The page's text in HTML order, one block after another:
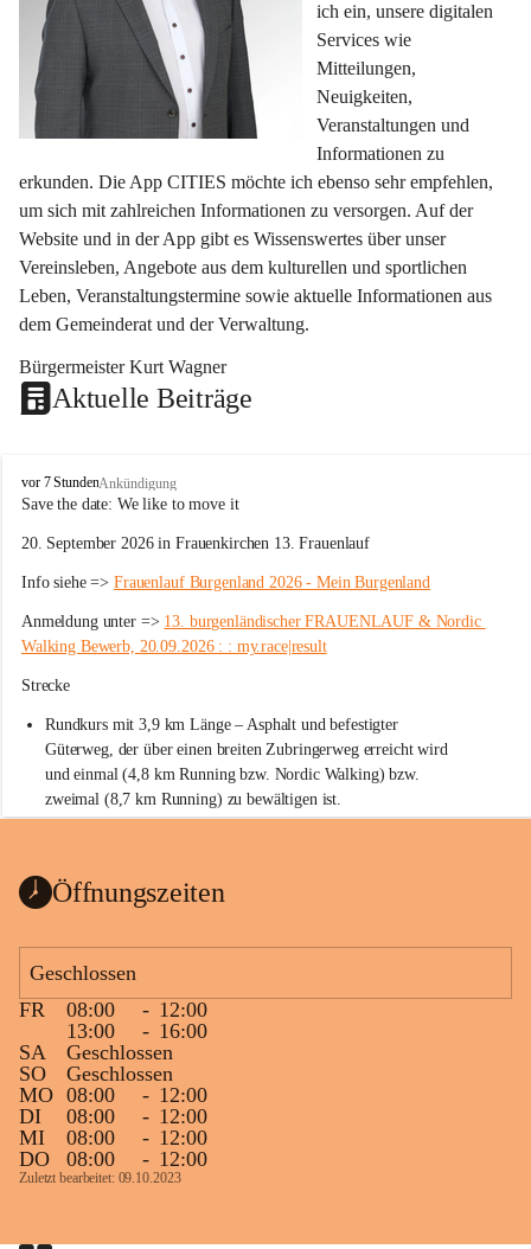
ich ein, unsere digitalen
Services wie
Mitteilungen,
Neuigkeiten,
Veranstaltungen und
Informationen zu
erkunden. Die App CITIES möchte ich ebenso sehr empfehlen,
um sich mit zahlreichen Informationen zu versorgen. Auf der
Website und in der App gibt es Wissenswertes über unser
Vereinsleben, Angebote aus dem kulturellen und sportlichen
Leben, Veranstaltungstermine sowie aktuelle Informationen aus
dem Gemeinderat und der Verwaltung.
Bürgermeister Kurt Wagner
Aktuelle Beiträge
W
ö
t
r
b
e
r
g
vor 7 StundenAnkündigung
Save the date: We like to move it
20. September 2026 in Frauenkirchen 13. Frauenlauf
Info siehe => Frauenlauf Burgenland 2026 - Mein Burgenland
Anmeldung unter => 13. burgenländischer FRAUENLAUF & Nordic
Walking Bewerb, 20.09.2026 : : my.race|result
Strecke
Rundkurs mit 3,9 km Länge – Asphalt und befestigter
Güterweg, der über einen breiten Zubringerweg erreicht wird
und einmal (4,8 km Running bzw. Nordic Walking) bzw.
zweimal (8,7 km Running) zu bewältigen ist.
Parkplatz auf der Rückseite der St. Martins Therme & Lodge
Zielgelände mit Verpflegungstruck
Ablauf
Samstag, 19.9.
13 bis 15 Uhr Startnummernausgabe, im Seminarraum der St.
Martins Therme & Lodge Frauenkirchen (vom Parkplatz hinter
der Therme zugänglich)
Sonntag, 20.9.
Öffnungszeiten
Geschlossen
FR
08:00 - 12:00
13:00
- 16:00
SA
Geschlossen
SO
Geschlossen
MO 08:00 - 12:00
DI
08:00 - 12:00
MI
08:00 - 12:00
DO
08:00 - 12:00
Zuletzt bearbeitet: 09.10.2023